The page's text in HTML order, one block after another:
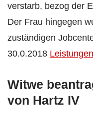
verstarb, bezog der
Der Frau hingegen
zuständigen
30.0.2018 Leistungen
Witwe
von Hartz IV